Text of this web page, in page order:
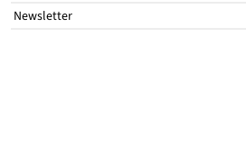
Newsletter